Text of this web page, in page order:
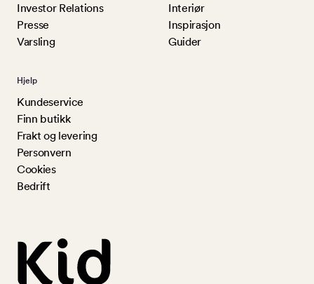
Investor Relations
Presse
Varsling
Interiør
Inspirasjon
Guider
Hjelp
Kundeservice
Finn butikk
Frakt og levering
Personvern
Cookies
Bedrift